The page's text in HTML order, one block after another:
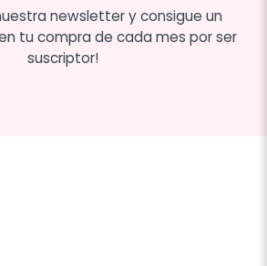
newsletter y consigue un
tu compra de cada mes por ser
suscriptor!